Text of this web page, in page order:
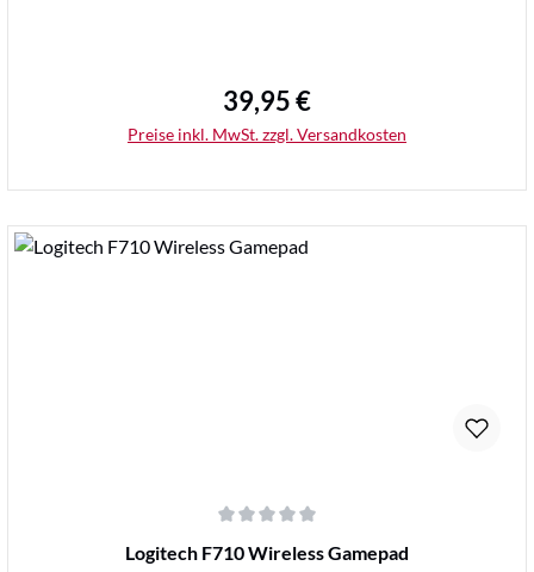
Regulärer Preis:
39,95 €
Preise inkl. MwSt. zzgl. Versandkosten
Durchschnittliche Bewertung von 0 von 5 Sternen
Logitech F710 Wireless Gamepad